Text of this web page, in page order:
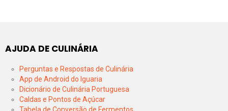
AJUDA DE CULINÁRIA
Perguntas e Respostas de Culinária
App de Android do Iguaria
Dicionário de Culinária Portuguesa
Caldas e Pontos de Açúcar